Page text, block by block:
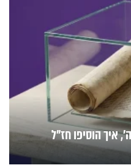
איך הוסיפו חז"ל